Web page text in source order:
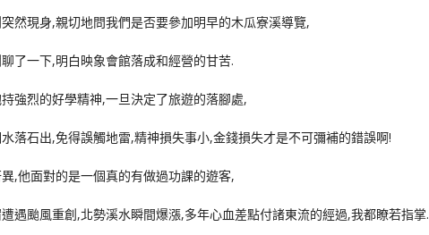
然現身,親切地問我們是否要參加明早的木瓜寮溪導覽,
了一下,明白映象會館落成和經營的甘苦.
強烈的好學精神,一旦決定了旅遊的落腳處,
落石出,免得誤觸地雷,精神損失事小,金錢損失才是不可彌補的錯誤啊!
,他面對的是一個真的有做過功課的遊客,
遇颱風重創,北勢溪水瞬間爆漲,多年心血差點付諸東流的經過,我都瞭若指掌.